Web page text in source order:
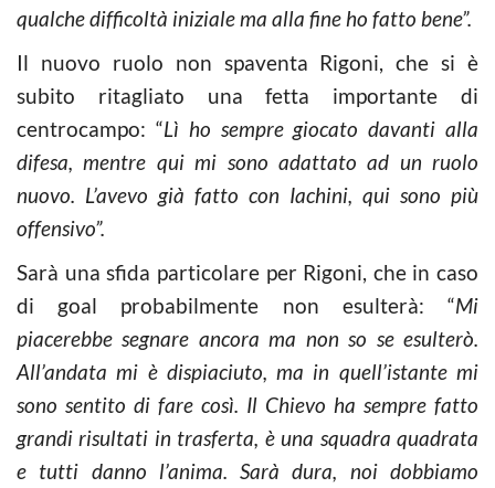
qualche difficoltà iniziale ma alla fine ho fatto bene”.
Il nuovo ruolo non spaventa Rigoni, che si è
subito ritagliato una fetta importante di
centrocampo: “Lì ho sempre giocato davanti alla
difesa, mentre qui mi sono adattato ad un ruolo
nuovo. L’avevo già fatto con Iachini, qui sono più
offensivo”.
Sarà una sfida particolare per Rigoni, che in caso
di goal probabilmente non esulterà: “Mi
piacerebbe segnare ancora ma non so se esulterò.
All’andata mi è dispiaciuto, ma in quell’istante mi
sono sentito di fare così. Il Chievo ha sempre fatto
grandi risultati in trasferta, è una squadra quadrata
e tutti danno l’anima. Sarà dura, noi dobbiamo